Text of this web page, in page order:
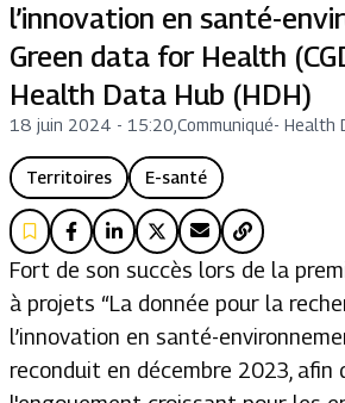
l’innovation en santé-
Green data for Health
Health Data Hub (HDH)
18 juin 2024 - 15:20 Communiqué- Health
Territoires E-santé
Fort de son succès lors de la
à projets “La donnée pour la
l’innovation en santé-
reconduit en décembre 2023, afin